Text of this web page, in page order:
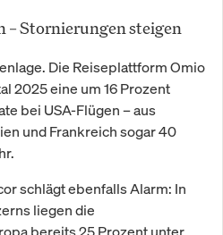
– Stornierungen steigen
Die Reiseplattform Omio
2025 eine um 16 Prozent
bei USA-Flügen – aus
und Frankreich sogar 40
schlägt ebenfalls Alarm: In
liegen die